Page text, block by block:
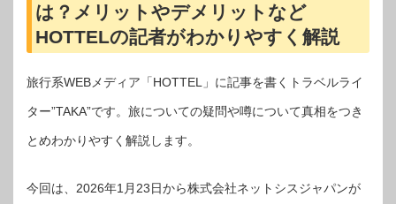
は？メリットやデメリットなど
HOTTELの記者がわかりやすく解説
旅行系WEBメディア「HOTTEL」に記事を書くトラベルライ
ター”TAKA”です。旅についての疑問や噂について真相をつき
とめわかりやすく解説します。
今回は、2026年1月23日から株式会社ネットシスジャパンが